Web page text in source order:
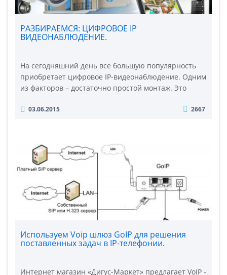
РАЗБИРАЕМСЯ: ЦИФРОВОЕ IP
ВИДЕОНАБЛЮДЕНИЕ.
На сегодняшний день все большую популярность
приобретает цифровое IP-видеонаблюдение. Одним
из факторов – достаточно простой монтаж. Это
локальную сеть (если IP-видеокамер не слишком
локальную сеть, которая используется персонально
для систем..
03.06.2015 2667
Используем Voip шлюз GoIP для решения
поставленных задач в IP-телефонии.
Интернет магазин «Дигус-Маркет» предлагает VoIP -